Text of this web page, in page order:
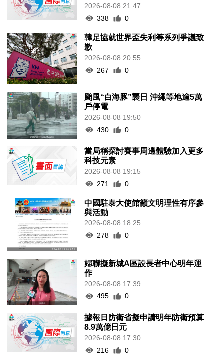
2026-08-08 21:47
338
0
韓足協就世界盃失利等系列爭議致
歉
2026-08-08 20:55
267
0
颱風“白海豚”襲日 沖繩等地逾5萬
戶停電
2026-08-08 19:50
430
0
當局稱探討賽事周邊體驗加入更多
科技元素
2026-08-08 19:15
271
0
中國駐泰大使館籲文明理性有序參
與活動
2026-08-08 18:25
278
0
婦聯擬新城A區設長者中心明年運
作
2026-08-08 17:39
495
0
據報日防衛省擬申請明年防衛預算
8.9萬億日元
2026-08-08 17:30
216
0